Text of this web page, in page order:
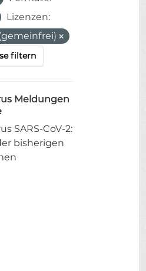
Lizenzen:
filtern
Meldungen
SARS-CoV-2:
bisherigen